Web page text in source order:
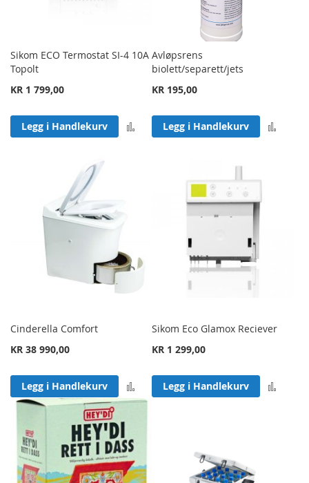
Sikom ECO Termostat SI-4 10A
Topolt
KR 1 799,00
Legg i Handlekurv Legg til sammenligning
Avløpsrens
biolett/separett/jets
KR 195,00
Legg i Handlekurv
Cinderella Comfort
KR 38 990,00
Legg i Handlekurv Legg til sammenligning
Sikom Eco Glamox Reciever
KR 1 299,00
Legg i Handlekurv